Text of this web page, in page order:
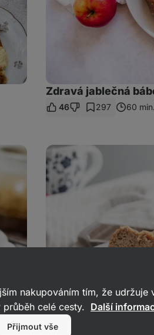
Zdravá jablečná
46 297 60 min.
Vláčná
nízkokalorická
bábovka
ze
dvou
ingrediencí
nakupováním tím, že udržuje
celé cesty. Další
Přijmout vše